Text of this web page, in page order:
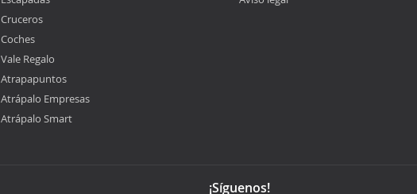
Cruceros
Coches
Vale Regalo
Atrapapuntos
Atrápalo Empresas
Atrápalo Smart
¡Síguenos!